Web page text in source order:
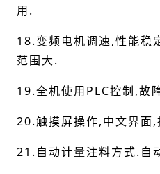
用.
18.变频电机调速,性能稳
范围大.
19.全机使用PLC控制,故
20.触摸屏操作,中文界面
21.自动计量注料方式.自